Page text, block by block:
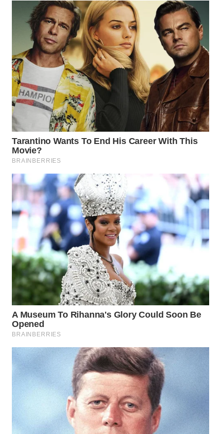
WN
KUNINGAN
WN
MAJALENGKA
WN
SUBANG
WN
SUKABUMI
PURWAKARTA
WN
PRIANGAN
TIMUR
WN
SEMARANG
WN
SOLO
WN
BOROBUDUR
WN
MADURA